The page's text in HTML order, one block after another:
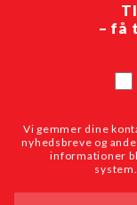
– få
Vi gemmer dine
nyhedsbreve og
informationer